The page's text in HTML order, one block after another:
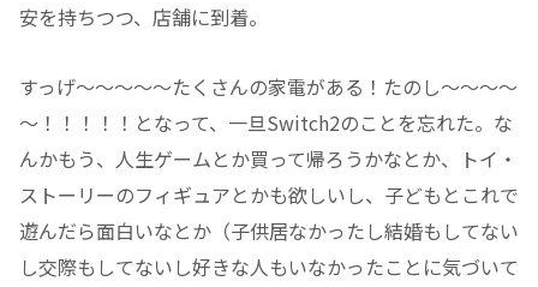
安を持ちつつ、店舗に到着。
すっげ～～～～～たくさんの家電がある！たのし～～～～
～！！！！！となって、一旦Switch2のことを忘れた。な
んかもう、人生ゲームとか買って帰ろうかなとか、トイ・
ストーリーのフィギュアとかも欲しいし、子どもとこれで
遊んだら面白いなとか（子供居なかったし結婚もしてない
し交際もしてないし好きな人もいなかったことに気づいて